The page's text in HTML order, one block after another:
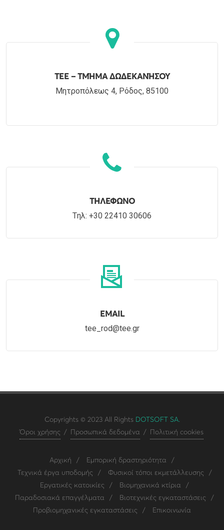
ΤΕΕ – ΤΜΉΜΑ ΔΩΔΕΚΑΝΉΣΟΥ
Μητροπόλεως 4, Ρόδος, 85100
ΤΗΛΕΦΩΝΟ
Tηλ: +30 22410 30606
EMAIL
tee_rod@tee.gr
Copyrights © 2023 All Rights DOTSOFT SA.
Όροι χρήσης / Προσωπικά δεδομένα / Πολιτική cookies
Αρχική / Εμπορική δραστηριότητα
/
Τεχνικά έργα υποδομής
/ Φυσικοί τόποι εκμετάλλευσης
/
Εργατικές κατοικίες
/ Βιομηχανικά κτίρια
/
Παραδοσιακά επαγγέλματα
/ Βιοτεχνικές εγκαταστάσεις
/
Προβιομηχανικές εγκαταστάσεις
/ Επικοινωνία